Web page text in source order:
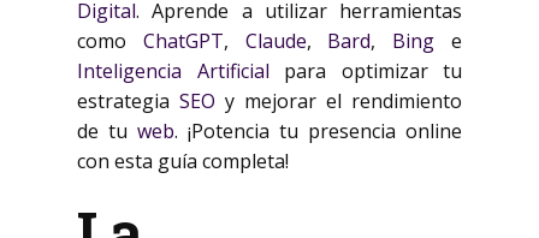
Digital. Aprende a utilizar herramientas
como ChatGPT, Claude, Bard, Bing e
Inteligencia Artificial para optimizar tu
estrategia SEO y mejorar el rendimiento
de tu web. ¡Potencia tu presencia online
con esta guía completa!